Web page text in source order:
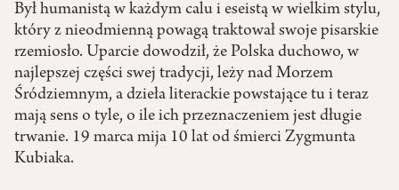
Był humanistą w każdym calu i eseistą w wielkim stylu,
który z nieodmienną powagą traktował swoje pisarskie
rzemiosło. Uparcie dowodził, że Polska duchowo, w
najlepszej części swej tradycji, leży nad Morzem
Śródziemnym, a dzieła literackie powstające tu i teraz
mają sens o tyle, o ile ich przeznaczeniem jest długie
trwanie. 19 marca mija 10 lat od śmierci Zygmunta
Kubiaka.